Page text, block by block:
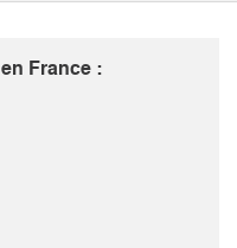
France :